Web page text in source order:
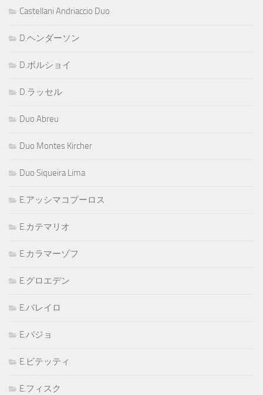
Castellani Andriaccio Duo
D.ヘンダーソン
D.ボルショイ
D.ラッセル
Duo Abreu
Duo Montes Kircher
Duo Siqueira Lima
E.アッシマコプーロス
E.カテマリオ
E.カラマーゾフ
E.グロエデン
E.バレイロ
E.パジョ
E.ビテッティ
E.フィスク